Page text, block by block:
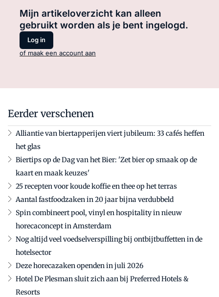
Mijn artikeloverzicht kan alleen
gebruikt worden als je bent ingelogd.
Log in
of maak een account aan
Eerder verschenen
Alliantie van biertapperijen viert jubileum: 33 cafés heffen
het glas
Biertips op de Dag van het Bier: 'Zet bier op smaak op de
kaart en maak keuzes'
25 recepten voor koude koffie en thee op het terras
Aantal fastfoodzaken in 20 jaar bijna verdubbeld
Spin combineert pool, vinyl en hospitality in nieuw
horecaconcept in Amsterdam
Nog altijd veel voedselverspilling bij ontbijtbuffetten in de
hotelsector
Deze horecazaken openden in juli 2026
Hotel De Plesman sluit zich aan bij Preferred Hotels &
Resorts